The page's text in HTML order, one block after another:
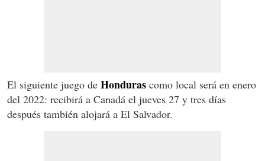
El siguiente juego de Honduras como local será en enero
del 2022: recibirá a Canadá el jueves 27 y tres días
después también alojará a El Salvador.